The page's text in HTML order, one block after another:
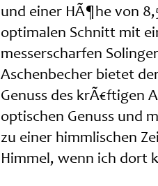
und einer HÃ¶he von
optimalen Schnitt mit
messerscharfen
Aschenbecher bietet
Genuss des krÃ€ftigen
optischen Genuss und
zu einer himmlischen
Himmel, wenn ich dort